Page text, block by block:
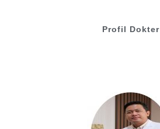
Profil Dokter